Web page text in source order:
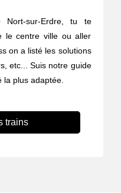
sur-Erdre, tu te
le centre ville ou aller
on a listé les solutions
etc... Suis notre guide
la plus adaptée.
trains